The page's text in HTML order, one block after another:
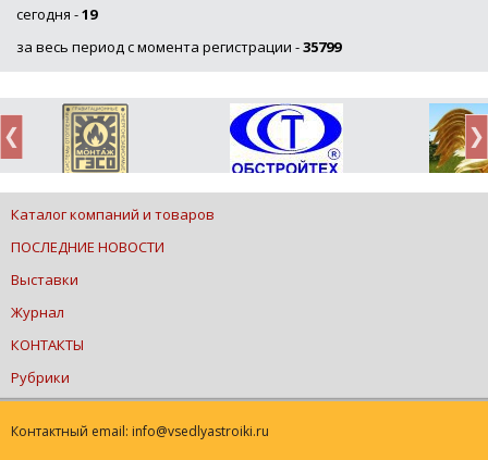
сегодня -19
за весь период с момента регистрации -35799
Каталог компаний и товаров
ПОСЛЕДНИЕ НОВОСТИ
Выставки
Журнал
КОНТАКТЫ
Рубрики
Контактный email: info@vsedlyastroiki.ru